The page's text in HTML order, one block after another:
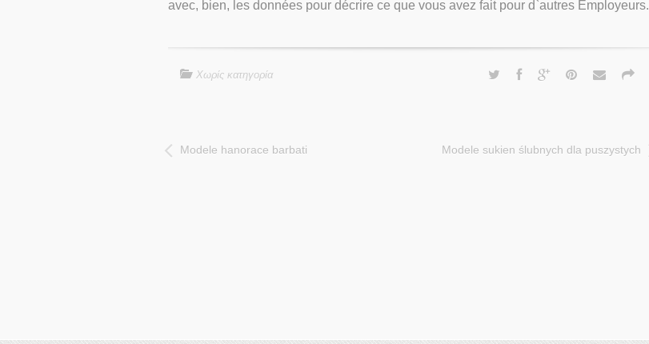
avec, bien, les données pour décrire ce que vous avez fait pour d`autres Employeurs.
Χωρίς κατηγορία
Modele hanorace barbati Modele sukien ślubnych dla puszystych